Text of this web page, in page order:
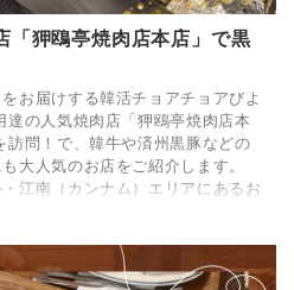
「狎鴎亭焼肉店本店」で黒
お届けする韓活チョアチョアびよ
達の人気焼肉店「狎鴎亭焼肉店本
訪問！で、韓牛や済州黒豚などの
大人気のお店をご紹介します。
江南（カンナム）エリアにあるお
牛を味わえることに加え、芸能
。 観光ついでに立 ...